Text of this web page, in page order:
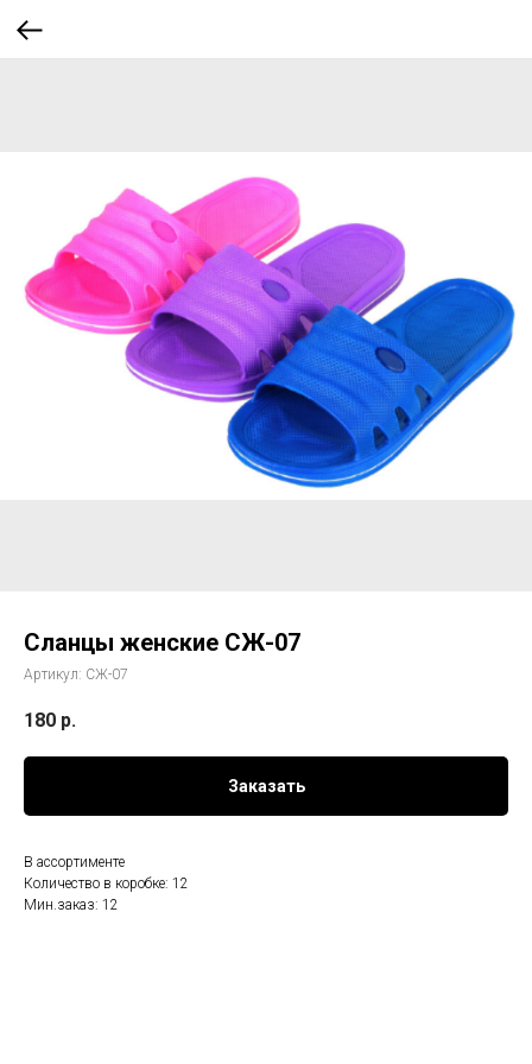
Сланцы женские СЖ-07
Артикул: СЖ-07
180 р.
Заказать
В ассортименте
Количество в коробке: 12
Мин.заказ: 12